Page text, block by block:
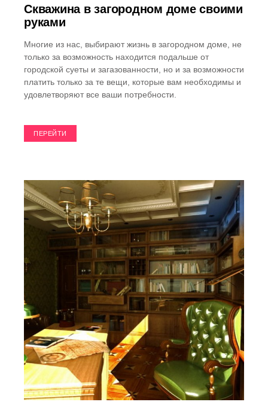
Скважина в загородном доме своими
руками
Многие из нас, выбирают жизнь в загородном доме, не
только за возможность находится подальше от
городской суеты и загазованности, но и за возможности
платить только за те вещи, которые вам необходимы и
удовлетворяют все ваши потребности.
ПЕРЕЙТИ